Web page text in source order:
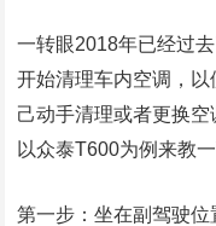
一转眼2018年已经过
开始清理车内空调，
己动手清理或者更换
以众泰T600为例来教
第一步：坐在副驾驶位